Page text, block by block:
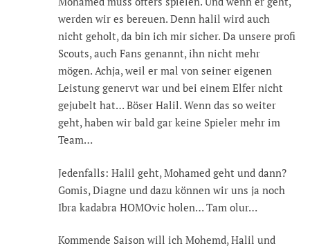
werden wir es bereuen. Denn halil wird auch
nicht geholt, da bin ich mir sicher. Da unsere profi
Scouts, auch Fans genannt, ihn nicht mehr
mögen. Achja, weil er mal von seiner eigenen
Leistung genervt war und bei einem Elfer nicht
gejubelt hat… Böser Halil. Wenn das so weiter
geht, haben wir bald gar keine Spieler mehr im
Team…
Jedenfalls: Halil geht, Mohamed geht und dann?
Gomis, Diagne und dazu können wir uns ja noch
Ibra kadabra HOMOvic holen… Tam olur…
Kommende Saison will ich Mohemd, Halil und